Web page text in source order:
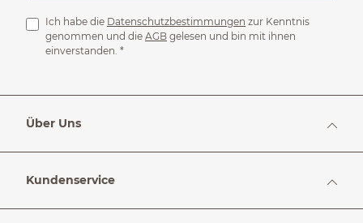
Ich habe die Datenschutzbestimmungen zur Kenntnis
genommen und die AGB gelesen und bin mit ihnen
einverstanden. *
Über Uns
Kundenservice